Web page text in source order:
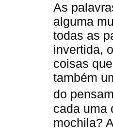
As
alguma
todas as
invertida,
coisas
também
do
cada uma
mochila?